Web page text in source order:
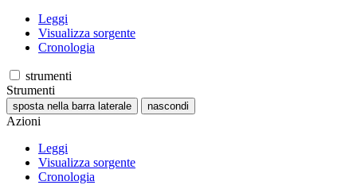
Leggi
Visualizza sorgente
Cronologia
strumenti
Strumenti
sposta nella barra laterale nascondi
Azioni
Leggi
Visualizza sorgente
Cronologia